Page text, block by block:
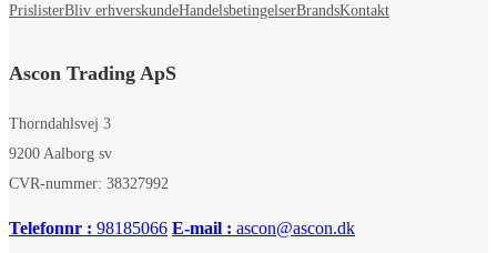
PrislisterBliv erhverskundeHandelsbetingelserBrandsKontakt
Ascon Trading ApS
Thorndahlsvej 3
9200 Aalborg sv
CVR-nummer: 38327992
Telefonnr : 98185066 E-mail : ascon@ascon.dk